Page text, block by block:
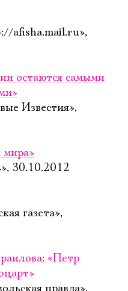
afisha.mail.ru»,
остаются самыми
Известия»,
мира»
30.10.2012
газета»,
«Петр